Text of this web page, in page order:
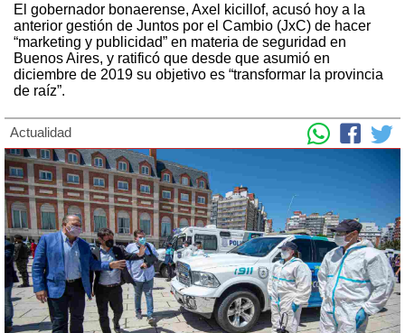
El gobernador bonaerense, Axel kicillof, acusó hoy a la
anterior gestión de Juntos por el Cambio (JxC) de hacer
“marketing y publicidad” en materia de seguridad en
Buenos Aires, y ratificó que desde que asumió en
diciembre de 2019 su objetivo es “transformar la provincia
de raíz”.
Actualidad